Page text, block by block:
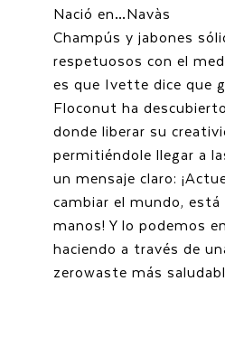
Nació en…Navàs
Champús y jabones
respetuosos con el
es que Ivette dice que
Floconut ha
donde liberar su
permitiéndole llegar a
un mensaje claro:
cambiar el mundo,
manos! Y lo podemos
haciendo a través de
zerowaste más